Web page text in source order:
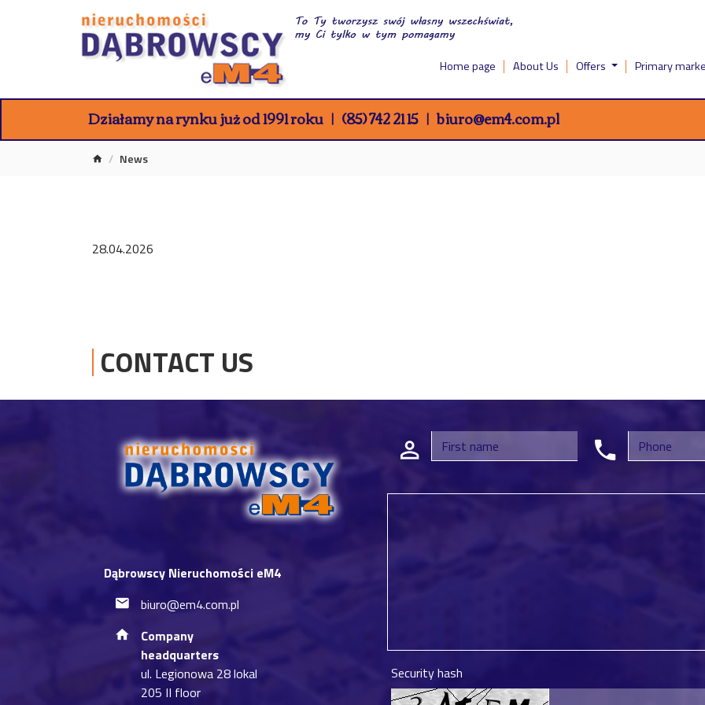
Home page About Us Offers Primary
Działamy na rynku już od 1991 roku (85) 742 21 15 biuro@em4.com.pl
News
28.04.2026
CONTACT US
Dąbrowscy Nieruchomości eM4
biuro@em4.com.pl
Company
headquarters
ul. Legionowa 28 lokal
205 II floor
Security hash